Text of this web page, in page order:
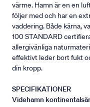
värme. Hamn är en en
följer med och har en
vaddering. Både kärna,
100 STANDARD
allergivänliga
effektivt leder bort fukt
din kropp.
SPECIFIKATIONER
Videhamn